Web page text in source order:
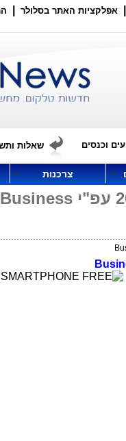
אפלקציות האתר בסלולר
וכנסים שאלות
צרכנות
דירוג הסמארטפונים הטובים בעולם לספטמבר 2019 עפ"י Business